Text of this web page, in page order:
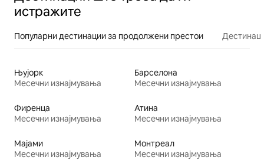
истражите
Популарни дестинации за продолжени престои
Њујорк
Месечни изнајмувања
Барселона
Месечни изнајмувања
Фиренца
Месечни изнајмувања
Атина
Месечни изнајмувања
Мајами
Месечни изнајмувања
Монтреал
Месечни изнајмувања